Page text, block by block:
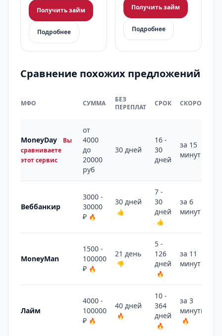
Получить займ
Подробнее
Получить займ
Подробнее
Сравнение похожих предложений
МФО СУММА
БЕЗ
ПЕРЕПЛАТ
СРОК СКОРОСТЬ
MoneyDay
Вы
сравниваете
этот сервис
от
4000
до
20000
руб
30 дней
16 -
30
дней
за 15
минут
Веббанкир
3000 -
30000
₽ 🔥
30 дней
👍
7 -
30
дней
👍
за 6
минут
MoneyMan
1500 -
100000
₽ 🔥
21 день
👎
5 -
126
дней
🔥
за 11
минут
Лайм
4000 -
100000
₽ 🔥
40 дней
🔥
10 -
364
дней
🔥
за 3
минуты
🔥